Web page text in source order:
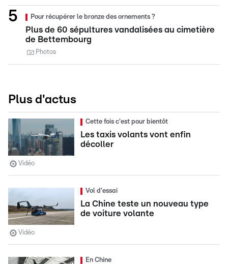
Pour récupérer le bronze des ornements ?
Plus de 60 sépultures vandalisées au cimetière
de Bettembourg
Photos
Plus d'actus
Cette fois c'est pour bientôt
Les taxis volants vont enfin
décoller
Vidéo
Vol d'essai
La Chine teste un nouveau type
de voiture volante
Vidéo
En Chine